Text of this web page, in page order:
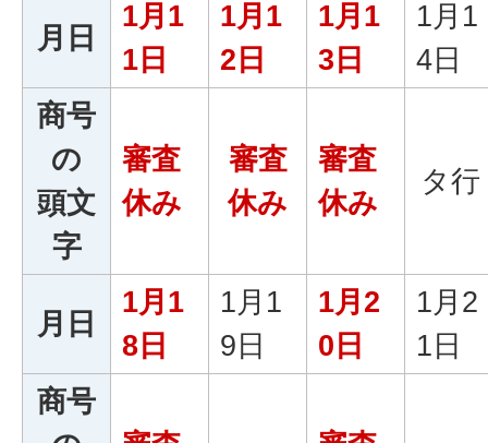
月日
1月1
1日
1月1
2日
1月1
3日
1月1
4日
商号
の
頭文
字
審査
休み
審査
休み
審査
休み
タ行
月日
1月1
8日
1月1
9日
1月2
0日
1月2
1日
商号